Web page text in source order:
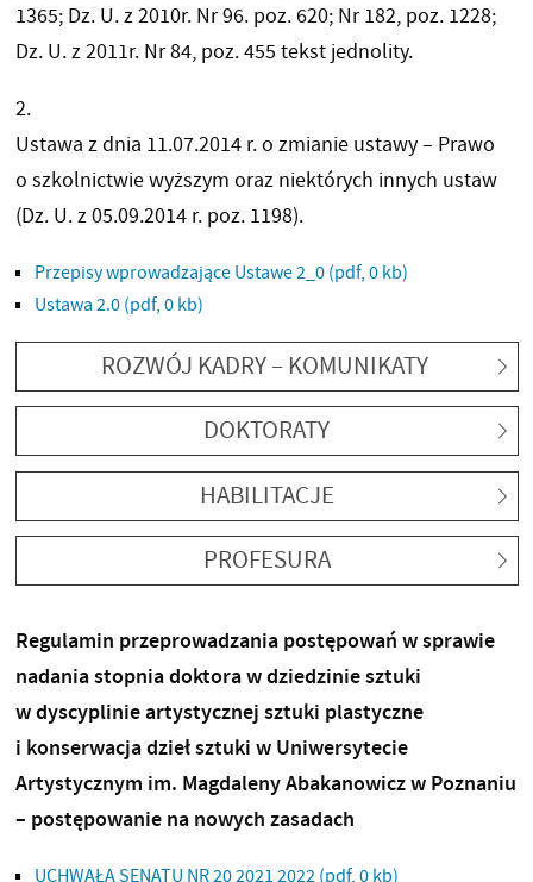
1365; Dz. U. z 2010r. Nr 96. poz. 620; Nr 182, poz. 1228;
Dz. U. z 2011r. Nr 84, poz. 455 tekst jednolity.
2.
Ustawa z dnia 11.07.2014 r. o zmianie ustawy – Prawo
o szkolnictwie wyższym oraz niektórych innych ustaw
(Dz. U. z 05.09.2014 r. poz. 1198).
Przepisy wprowadzające Ustawe 2_0 (pdf, 0 kb)
Ustawa 2.0 (pdf, 0 kb)
ROZWÓJ KADRY – KOMUNIKATY
DOKTORATY
HABILITACJE
PROFESURA
Regulamin przeprowadzania postępowań w sprawie
nadania stopnia doktora w dziedzinie sztuki
w dyscyplinie artystycznej sztuki plastyczne
i konserwacja dzieł sztuki w Uniwersytecie
Artystycznym im. Magdaleny Abakanowicz w Poznaniu
– postępowanie na nowych zasadach
UCHWAŁA SENATU NR 20 2021 2022 (pdf, 0 kb)